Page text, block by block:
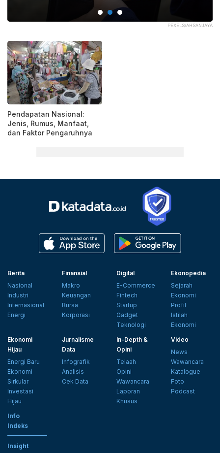
PEXELS/AHSANJAYA
Pendapatan Nasional:
Jenis, Rumus, Manfaat,
dan Faktor Pengaruhnya
Berita
Nasional
Industri
Internasional
Energi
Finansial
Makro
Keuangan
Bursa
Korporasi
Digital
E-Commerce
Fintech
Startup
Gadget
Teknologi
Ekonopedia
Sejarah
Ekonomi
Profil
Istilah
Ekonomi
Ekonomi
Hijau
Energi Baru
Ekonomi
Sirkular
Investasi
Hijau
Jurnalisme
Data
Infografik
Analisis
Cek Data
In-Depth &
Opini
Telaah
Opini
Wawancara
Laporan
Khusus
Video
News
Wawancara
Katalogue
Foto
Podcast
Info
Indeks
Insight